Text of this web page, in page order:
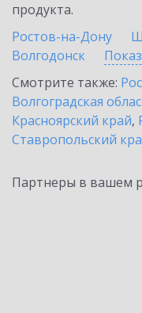
продукта.
Ростов-на-Дону
Волгодонск
Смотрите также:
Волгоградская
Красноярский край,
Ставропольский
Партнеры в вашем